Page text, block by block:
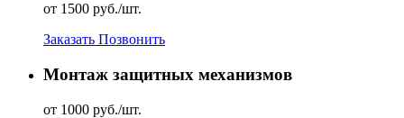
от 1500 руб./шт.
Заказать Позвонить
Монтаж защитных механизмов
от 1000 руб./шт.